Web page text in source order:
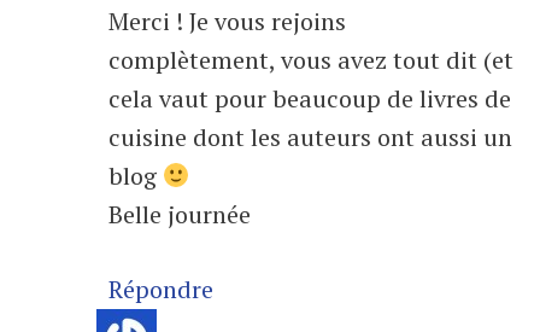
Merci ! Je vous rejoins
complètement, vous avez tout dit (et
cela vaut pour beaucoup de livres de
cuisine dont les auteurs ont aussi un
blog
Belle journée
Répondre